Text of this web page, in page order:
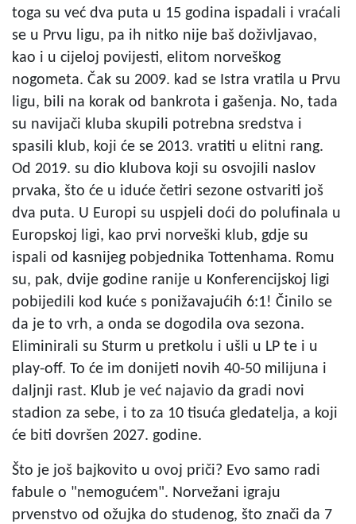
toga su već dva puta u 15 godina ispadali i vraćali
se u Prvu ligu, pa ih nitko nije baš doživljavao,
kao i u cijeloj povijesti, elitom norveškog
nogometa. Čak su 2009. kad se Istra vratila u Prvu
ligu, bili na korak od bankrota i gašenja. No, tada
su navijači kluba skupili potrebna sredstva i
spasili klub, koji će se 2013. vratiti u elitni rang.
Od 2019. su dio klubova koji su osvojili naslov
prvaka, što će u iduće četiri sezone ostvariti još
dva puta. U Europi su uspjeli doći do polufinala u
Europskoj ligi, kao prvi norveški klub, gdje su
ispali od kasnijeg pobjednika Tottenhama. Romu
su, pak, dvije godine ranije u Konferencijskoj ligi
pobijedili kod kuće s ponižavajućih 6:1! Činilo se
da je to vrh, a onda se dogodila ova sezona.
Eliminirali su Sturm u pretkolu i ušli u LP te i u
play-off. To će im donijeti novih 40-50 milijuna i
daljnji rast. Klub je već najavio da gradi novi
stadion za sebe, i to za 10 tisuća gledatelja, a koji
će biti dovršen 2027. godine.
Što je još bajkovito u ovoj priči? Evo samo radi
fabule o "nemogućem". Norvežani igraju
prvenstvo od ožujka do studenog, što znači da 7